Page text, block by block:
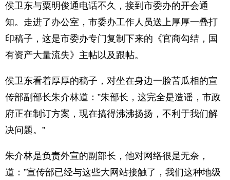
侯卫东与粟明俊通电话不久，接到市委办的开会通
知。走进了办公室，市委办工作人员送上厚厚一叠打
印稿子，这是市委办专门复制下来的《官商勾结，国
有资产大量流失》主帖以及跟帖。
侯卫东看着厚厚的稿子，对坐在身边一脸苦瓜相的宣
传部副部长朱介林道：”朱部长，这完全是造谣，市政
府正在制订方案，现在搞得沸沸扬扬，不利于我们解
决问题。”
朱介林是负责外宣的副部长，他对网络很是无奈，
道：”宣传部已经与这些大网站接触了，我们这种地级